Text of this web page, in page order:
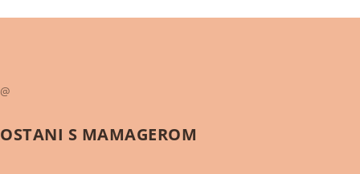
@
OSTANI S MAMAGEROM